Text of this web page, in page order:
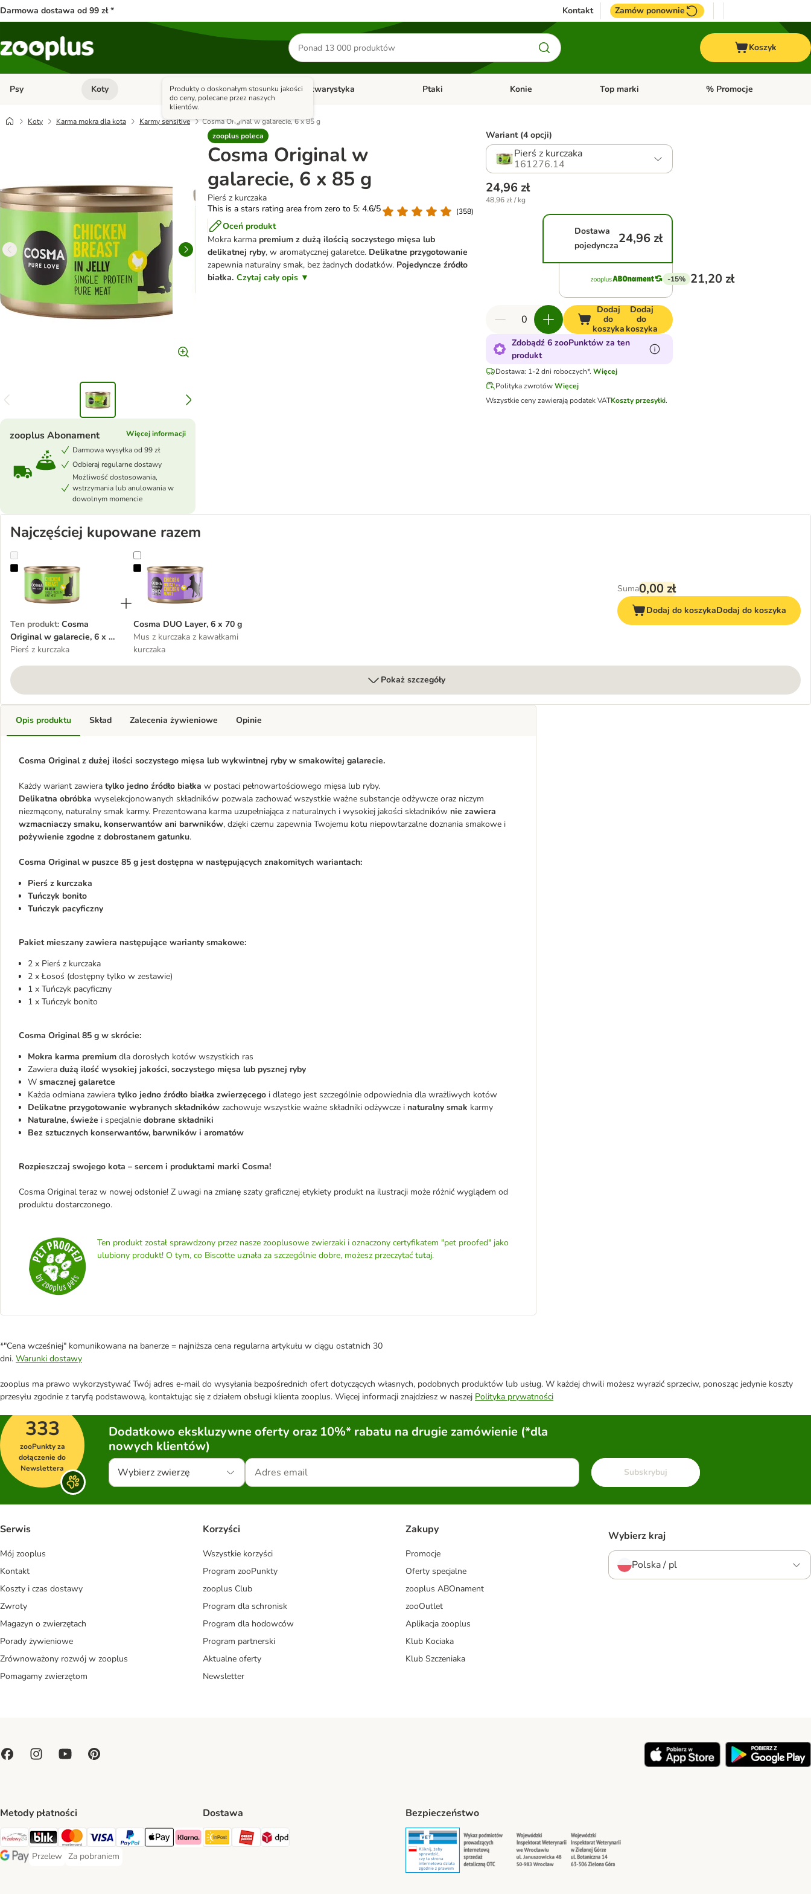
Darmowa dostawa od 99 zł * Kontakt Zamów ponownie
Szukaj
produktów
Koszyk
Psy Otwórz menu kategorii: Psy
Koty Otwórz menu kategorii: Koty
Małe zwierzęta Otwórz menu kategorii: Małe zwierzęta
Akwarystyka Otwórz menu kategorii: Akwarystyka
Ptaki Otwórz menu kategorii: Ptaki
Konie Otwórz menu kategorii: Konie
Top marki Otwórz menu kategorii: Top
% Promocje
Koty Karma mokra dla kota Karmy sensitive
Cosma Original w galarecie, 6 x 85 g
zooplus poleca
Produkty o doskonałym stosunku jakości
do ceny, polecane przez naszych
klientów.
Cosma Original w
galarecie, 6 x 85 g
Pierś z kurczaka
This is a stars rating area from zero to 5: 4.6/5
(358)
Oceń produkt
Mokra karma premium z dużą ilością soczystego mięsa lub
delikatnej ryby, w aromatycznej galaretce. Delikatne przygotowanie
zapewnia naturalny smak, bez żadnych dodatków. Pojedyncze źródło
białka. Czytaj cały opis ▼
zooplus Abonament
Więcej informacji
Darmowa wysyłka od 99 zł
Odbieraj regularne dostawy
Możliwość dostosowania,
wstrzymania lub anulowania w
dowolnym momencie
Wariant (4 opcji)
Pierś z kurczaka
161276.14
24,96 zł
48,96 zł / kg
Dostawa
pojedyncza24,96 zł
-15% 21,20 zł
Dodaj
do
koszyka
Dodaj
do
koszyka
Zdobądź 6 zooPunktów za ten
produkt
Dostawa: 1-2 dni roboczych*. Więcej
Polityka zwrotów Więcej
Wszystkie ceny zawierają podatek VATKoszty przesyłki.
Najczęściej kupowane razem
Cosma Original w galarecie, 6 x 85 g
Ten produkt: Cosma
Original w galarecie, 6 x 85
g
Pierś z kurczaka
Cosma DUO Layer, 6 x 70 g
Cosma DUO Layer, 6 x 70 g
Mus z kurczaka z kawałkami
kurczaka
Suma0,00 zł
Dodaj do koszykaDodaj do koszyka
Pokaż szczegóły
Opis produktu
Cosma Original z dużej ilości soczystego mięsa lub wykwintnej ryby w smakowitej galarecie.
Każdy wariant zawiera tylko jedno źródło białka w postaci pełnowartościowego mięsa lub ryby.
Delikatna obróbka wyselekcjonowanych składników pozwala zachować wszystkie ważne substancje odżywcze oraz niczym
niezmącony, naturalny smak karmy. Prezentowana karma uzupełniająca z naturalnych i wysokiej jakości składników nie zawiera
wzmacniaczy smaku, konserwantów ani barwników, dzięki czemu zapewnia Twojemu kotu niepowtarzalne doznania smakowe i
pożywienie zgodne z dobrostanem gatunku.
Cosma Original w puszce 85 g jest dostępna w następujących znakomitych wariantach:
Pierś z kurczaka
Tuńczyk bonito
Tuńczyk pacyficzny
Pakiet mieszany zawiera następujące warianty smakowe:
2 x Pierś z kurczaka
2 x Łosoś (dostępny tylko w zestawie)
1 x Tuńczyk pacyficzny
1 x Tuńczyk bonito
Cosma Original 85 g w skrócie:
Mokra karma premium dla dorosłych kotów wszystkich ras
Zawiera dużą ilość wysokiej jakości, soczystego mięsa lub pysznej ryby
W smacznej galaretce
Każda odmiana zawiera tylko jedno źródło białka zwierzęcego i dlatego jest szczególnie odpowiednia dla wrażliwych kotów
Delikatne przygotowanie wybranych składników zachowuje wszystkie ważne składniki odżywcze i naturalny smak karmy
Naturalne, świeże i specjalnie dobrane składniki
Bez sztucznych konserwantów, barwników i aromatów
Rozpieszczaj swojego kota – sercem i produktami marki Cosma!
Cosma Original teraz w nowej odsłonie! Z uwagi na zmianę szaty graficznej etykiety produkt na ilustracji może różnić wyglądem od
produktu dostarczonego.
Ten produkt został sprawdzony przez nasze zooplusowe zwierzaki i oznaczony certyfikatem "pet proofed" jako
ulubiony produkt! O tym, co Biscotte uznała za szczególnie dobre, możesz przeczytać tutaj.
Skład Zalecenia żywieniowe Opinie
*"Cena wcześniej" komunikowana na banerze = najniższa cena regularna artykułu w ciągu ostatnich 30
dni. Warunki dostawy
zooplus ma prawo wykorzystywać Twój adres e-mail do wysyłania bezpośrednich ofert dotyczących własnych, podobnych produktów lub usług. W każdej chwili możesz wyrazić sprzeciw, ponosząc jedynie koszty
przesyłu zgodnie z taryfą podstawową, kontaktując się z działem obsługi klienta zooplus. Więcej informacji znajdziesz w naszej Polityka prywatności
333
zooPunkty za
dołączenie do
Newslettera
Dodatkowo ekskluzywne oferty oraz 10%* rabatu na drugie zamówienie (*dla
nowych klientów)
Wybierz zwierzę Subskrybuj
Serwis
Mój zooplus
Kontakt
Koszty i czas dostawy
Zwroty
Magazyn o zwierzętach
Porady żywieniowe
Zrównoważony rozwój w zooplus
Pomagamy zwierzętom
Korzyści
Wszystkie korzyści
Program zooPunkty
zooplus Club
Program dla schronisk
Program dla hodowców
Program partnerski
Aktualne oferty
Newsletter
Zakupy
Promocje
Oferty specjalne
zooplus ABOnament
zooOutlet
Aplikacja zooplus
Klub Kociaka
Klub Szczeniaka
Wybierz kraj
Polska / pl
Metody płatności
Przelewy24 Payment Method
Blik Payment Method
MasterCard Payment Method
Visa Payment Method
PayPal Payment Method
Apple Pay Payment Method
Klarna Payment Method
Google Pay Payment Method
Przelew
Przelew Payment Method
Za pobraniem
Za pobraniem Payment Method
Dostawa
Paczkomat® Shipping Method
ORLEN Paczka Shipping Method
Bezpieczeństwo
Security Security Security